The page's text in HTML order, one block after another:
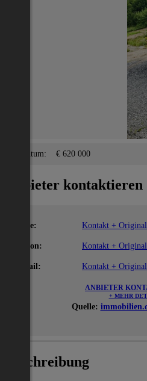
Eigentum: € 620 000
Anbieter kontaktieren
Name: Kontakt +
Telefon: Kontakt +
E-Mail: Kontakt +
ANBIETER
+ MEHR
Quelle:
Beschreibung